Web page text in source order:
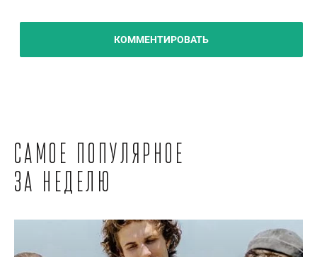
КОММЕНТИРОВАТЬ
Самое популярное
за неделю